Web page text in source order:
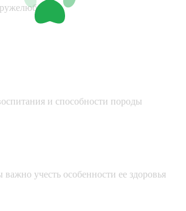
и способности породы
учесть особенности ее здоровья